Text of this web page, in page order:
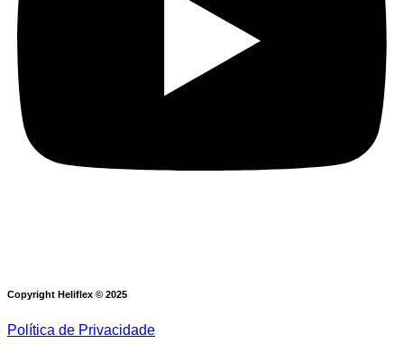
Copyright Heliflex © 2025
Política de Privacidade